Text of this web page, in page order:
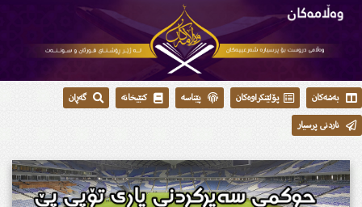
بەشەکان پۆلێنکراوەکان پێناسە کتێبخانە
گەڕان
ناردنی پرسیار